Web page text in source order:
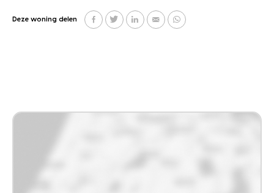
Deze woning delen